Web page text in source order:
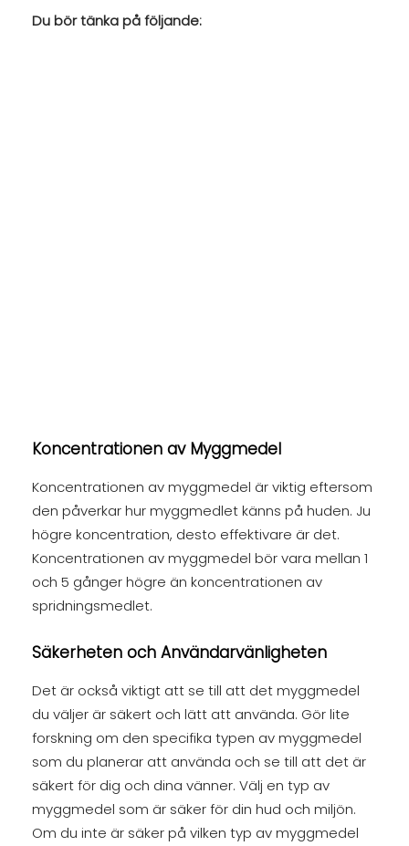
Du bör tänka på följande:
Koncentrationen av Myggmedel
Koncentrationen av myggmedel är viktig eftersom
den påverkar hur myggmedlet känns på huden. Ju
högre koncentration, desto effektivare är det.
Koncentrationen av myggmedel bör vara mellan 1
och 5 gånger högre än koncentrationen av
spridningsmedlet.
Säkerheten och Användarvänligheten
Det är också viktigt att se till att det myggmedel
du väljer är säkert och lätt att använda. Gör lite
forskning om den specifika typen av myggmedel
som du planerar att använda och se till att det är
säkert för dig och dina vänner. Välj en typ av
myggmedel som är säker för din hud och miljön.
Om du inte är säker på vilken typ av myggmedel